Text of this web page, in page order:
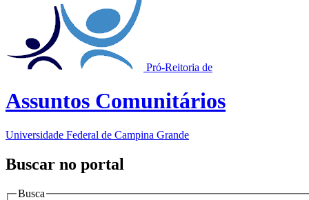
Pró-Reitoria de
Assuntos Comunitários
Universidade Federal de Campina Grande
Buscar no portal
Busca